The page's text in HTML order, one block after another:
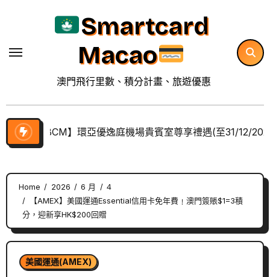
Smartcard
Macao
澳門飛行里數、積分計畫、旅遊優惠
【BCM】環亞優逸庭機場貴賓室尊享禮遇(至31/12/
Home 2026 6 月
4
【AMEX】美國運通Essential信用卡免年費﹗澳門簽賬$1=3積
分，迎新享HK$200回贈
美國運通(AMEX)